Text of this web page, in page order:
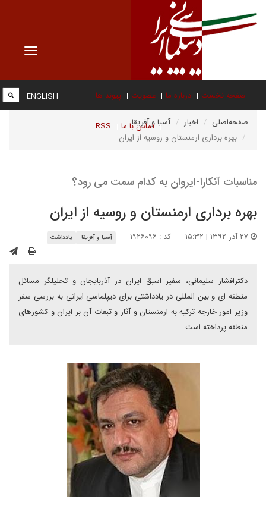
Toggle
صفحه نخست درباره ما عضویت پیوند ها
تماس با ما RSS
ENGLISH
صفحه‌اصلی اخبار
آسیا و آفریقا
بهره برداری ارمنستان و روسیه از ایران
مناسبات آنکارا-ایروان به کدام سمت می رود؟
بهره برداری ارمنستان و روسیه از ایران
کد : ۱۹۲۶۰۹۶ آسیا و آفریقا یادداشت
دکترافشار سلیمانی، سفیر اسبق ایران در آذربایجان و تحلیلگر مسائل
منطقه ای و بین المللی در یادداشتی برای دیپلماسی ایرانی به بررسی سفر
وزیر امور خارجه ترکیه به ارمنستان و آثار و تبعات آن بر ایران و کشورهای
منطقه پرداخته است